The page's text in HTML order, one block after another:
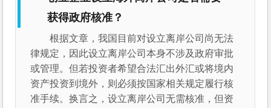
获得政府核准？
根据文章，我国目前对设立离岸公司尚无法
律规定，因此设立离岸公司本身不涉及政府审批
或管理。但若投资者希望合法汇出外汇或将境内
资产投资到境外，则必须按国家相关规定履行核
准手续。换言之，设立离岸公司无需核准，但资